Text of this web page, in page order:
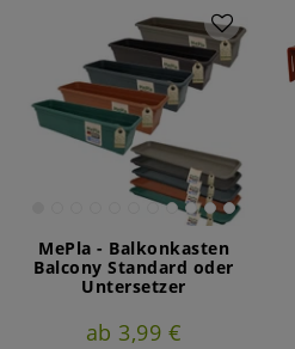
MePla - Balkonkasten
Balcony Standard oder
Untersetzer
ab 3,99 €